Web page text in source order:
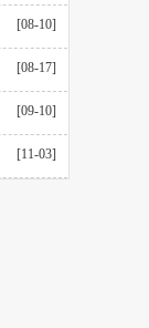
[08-10]
[08-17]
[09-10]
[11-03]